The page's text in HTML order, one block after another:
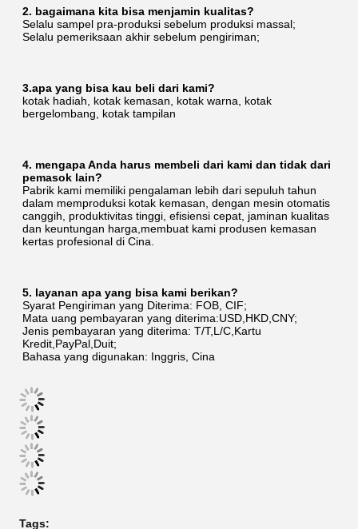
2. bagaimana kita bisa menjamin kualitas?
Selalu sampel pra-produksi sebelum produksi massal;
Selalu pemeriksaan akhir sebelum pengiriman;
3.apa yang bisa kau beli dari kami?
kotak hadiah, kotak kemasan, kotak warna, kotak
bergelombang, kotak tampilan
4. mengapa Anda harus membeli dari kami dan tidak dari
pemasok lain?
Pabrik kami memiliki pengalaman lebih dari sepuluh tahun
dalam memproduksi kotak kemasan, dengan mesin otomatis
canggih, produktivitas tinggi, efisiensi cepat, jaminan kualitas
dan keuntungan harga,membuat kami produsen kemasan
kertas profesional di Cina.
5. layanan apa yang bisa kami berikan?
Syarat Pengiriman yang Diterima: FOB, CIF;
Mata uang pembayaran yang diterima:USD,HKD,CNY;
Jenis pembayaran yang diterima: T/T,L/C,Kartu
Kredit,PayPal,Duit;
Bahasa yang digunakan: Inggris, Cina
Tags: